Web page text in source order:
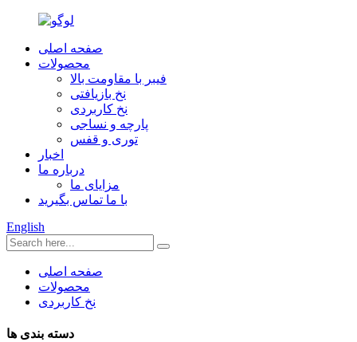
صفحه اصلی
محصولات
فیبر با مقاومت بالا
نخ بازیافتی
نخ کاربردی
پارچه و نساجی
توری و قفس
اخبار
درباره ما
مزایای ما
با ما تماس بگیرید
English
صفحه اصلی
محصولات
نخ کاربردی
دسته بندی ها